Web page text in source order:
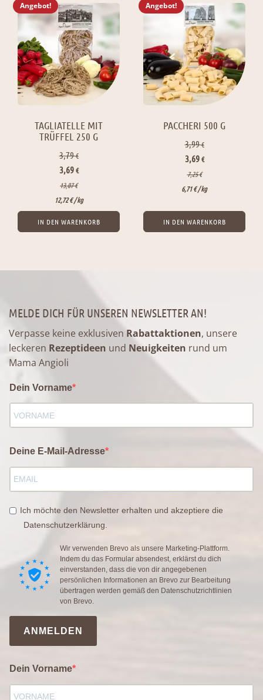
Angebot!
TAGLIATELLE MIT
TRÜFFEL 250 G
3,79€
Ursprünglicher
Preis
war:
3,79 €
3,69€Aktueller
Preis
ist:
3,69 €.
13,07€
12,72€/ kg
IN DEN WARENKORB
Angebot!
PACCHERI 500 G
3,99€
Ursprünglicher
Preis
war:
3,69€Aktueller
ist:
7,25€
6,71€/ kg
IN DEN WARENKORB
MELDE DICH FÜR UNSEREN NEWSLETTER AN!
Verpasse keine exklusiven Rabattaktionen, unsere
leckeren Rezeptideen und Neuigkeiten rund um
Mama Angioli
Dein Vorname
Deine E-Mail-Adresse
Ich möchte den Newsletter erhalten und akzeptiere die
Datenschutzerklärung.
Wir verwenden Brevo als unsere Marketing-Plattform.
Indem du das Formular absendest, erklärst du dich
einverstanden, dass die von dir angegebenen
persönlichen Informationen an Brevo zur Bearbeitung
übertragen werden gemäß den Datenschutzrichtlinien
von Brevo.
ANMELDEN
Dein Vorname